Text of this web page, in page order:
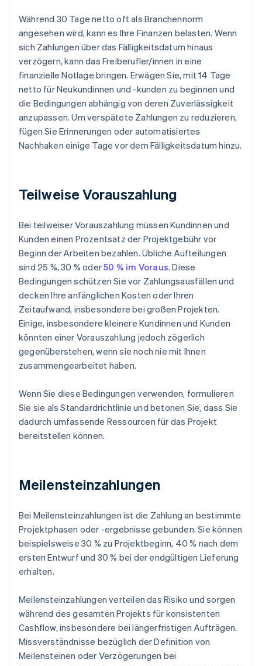
Während 30 Tage netto oft als Branchennorm
angesehen wird, kann es Ihre Finanzen belasten. Wenn
sich Zahlungen über das Fälligkeitsdatum hinaus
verzögern, kann das Freiberufler/innen in eine
finanzielle Notlage bringen. Erwägen Sie, mit 14 Tage
netto für Neukundinnen und -kunden zu beginnen und
die Bedingungen abhängig von deren Zuverlässigkeit
anzupassen. Um verspätete Zahlungen zu reduzieren,
fügen Sie Erinnerungen oder automatisiertes
Nachhaken einige Tage vor dem Fälligkeitsdatum hinzu.
Teilweise Vorauszahlung
Bei teilweiser Vorauszahlung müssen Kundinnen und
Kunden einen Prozentsatz der Projektgebühr vor
Beginn der Arbeiten bezahlen. Übliche Aufteilungen
sind 25 %, 30 % oder50 % im Voraus. Diese
Bedingungen schützen Sie vor Zahlungsausfällen und
decken Ihre anfänglichen Kosten oder Ihren
Zeitaufwand, insbesondere bei großen Projekten.
Einige, insbesondere kleinere Kundinnen und Kunden
könnten einer Vorauszahlung jedoch zögerlich
gegenüberstehen, wenn sie noch nie mit Ihnen
zusammengearbeitet haben.
Wenn Sie diese Bedingungen verwenden, formulieren
Sie sie als Standardrichtlinie und betonen Sie, dass Sie
dadurch umfassende Ressourcen für das Projekt
bereitstellen können.
Meilensteinzahlungen
Bei Meilensteinzahlungen ist die Zahlung an bestimmte
Projektphasen oder -ergebnisse gebunden. Sie können
beispielsweise 30 % zu Projektbeginn, 40 % nach dem
ersten Entwurf und 30 % bei der endgültigen Lieferung
erhalten.
Meilensteinzahlungen verteilen das Risiko und sorgen
während des gesamten Projekts für konsistenten
Cashflow, insbesondere bei längerfristigen Aufträgen.
Missverständnisse bezüglich der Definition von
Meilensteinen oder Verzögerungen bei